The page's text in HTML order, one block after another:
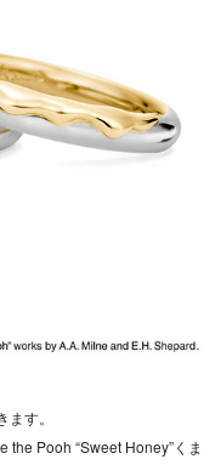
す。
the Pooh “Sweet Honey”くま